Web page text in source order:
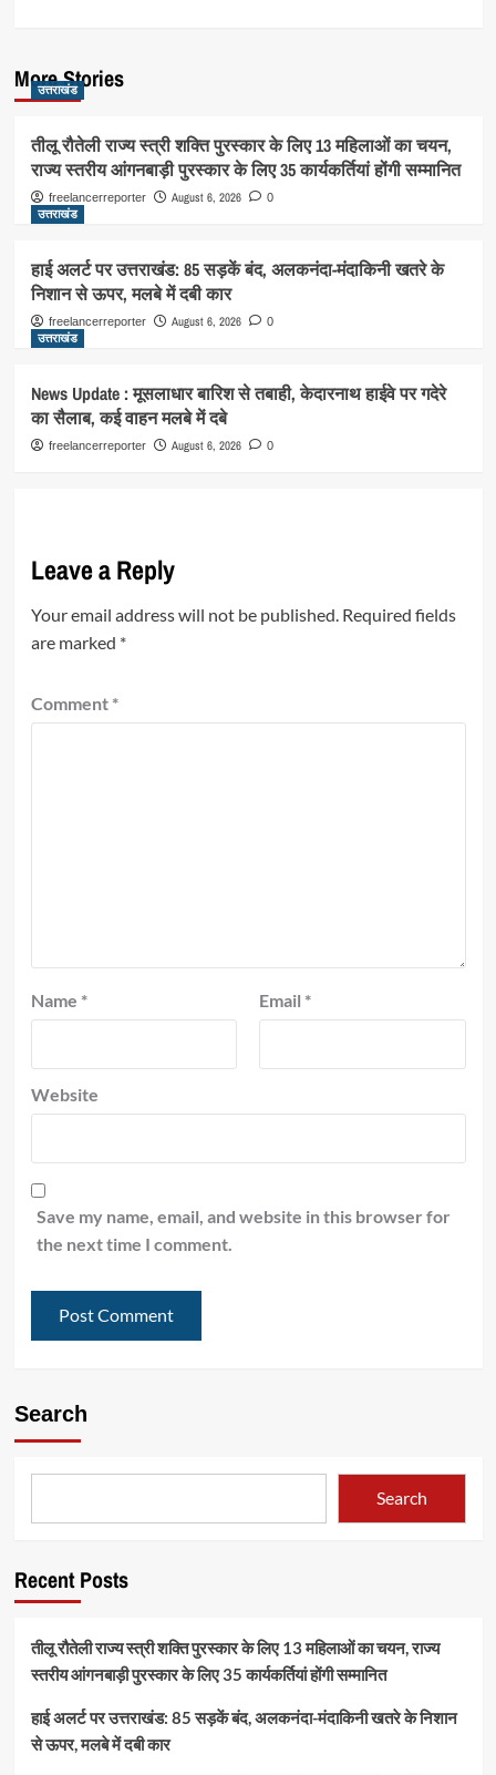
More Stories
उत्तराखंड
तीलू रौतेली राज्य स्त्री शक्ति पुरस्कार के लिए 13 महिलाओं का चयन,
राज्य स्तरीय आंगनबाड़ी पुरस्कार के लिए 35 कार्यकर्तियां होंगी सम्मानित
freelancerreporter August 6, 2026 0
उत्तराखंड
हाई अलर्ट पर उत्तराखंड: 85 सड़कें बंद, अलकनंदा-मंदाकिनी खतरे के
निशान से ऊपर, मलबे में दबी कार
freelancerreporter August 6, 2026 0
उत्तराखंड
News Update : मूसलाधार बारिश से तबाही, केदारनाथ हाईवे पर गदेरे
का सैलाब, कई वाहन मलबे में दबे
freelancerreporter August 6, 2026 0
Leave a Reply
Your email address will not be published. Required fields
are marked *
Comment *
Name * Email *
Website
Save my name, email, and website in this browser for
the next time I comment.
Search
Search
Recent Posts
तीलू रौतेली राज्य स्त्री शक्ति पुरस्कार के लिए 13 महिलाओं का चयन, राज्य
स्तरीय आंगनबाड़ी पुरस्कार के लिए 35 कार्यकर्तियां होंगी सम्मानित
हाई अलर्ट पर उत्तराखंड: 85 सड़कें बंद, अलकनंदा-मंदाकिनी खतरे के निशान
से ऊपर, मलबे में दबी कार